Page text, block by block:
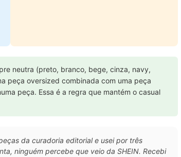
neutra (preto, branco, bege, cinza, navy,
peça oversized combinada com uma peça
peça. Essa é a regra que mantém o casual
da curadoria editorial e usei por três
ninguém percebe que veio da SHEIN. Recebi